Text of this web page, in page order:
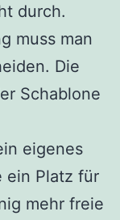
durch.
muss man
Die
Schablone
eigenes
ein Platz für
mehr freie